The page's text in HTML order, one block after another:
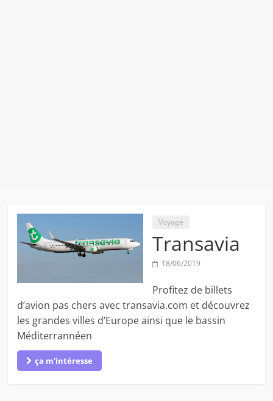
Voyage
Transavia
18/06/2019
Profitez de billets
d’avion pas chers avec transavia.com et découvrez
les grandes villes d’Europe ainsi que le bassin
Méditerrannéen
ça m'intéresse